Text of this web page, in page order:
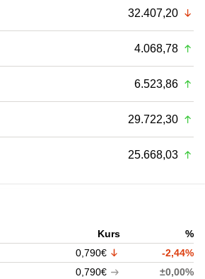
32.407,20
4.068,78
6.523,86
29.722,30
25.668,03
Kurs
%
0,790€
-2,44%
0,790€
±0,00%